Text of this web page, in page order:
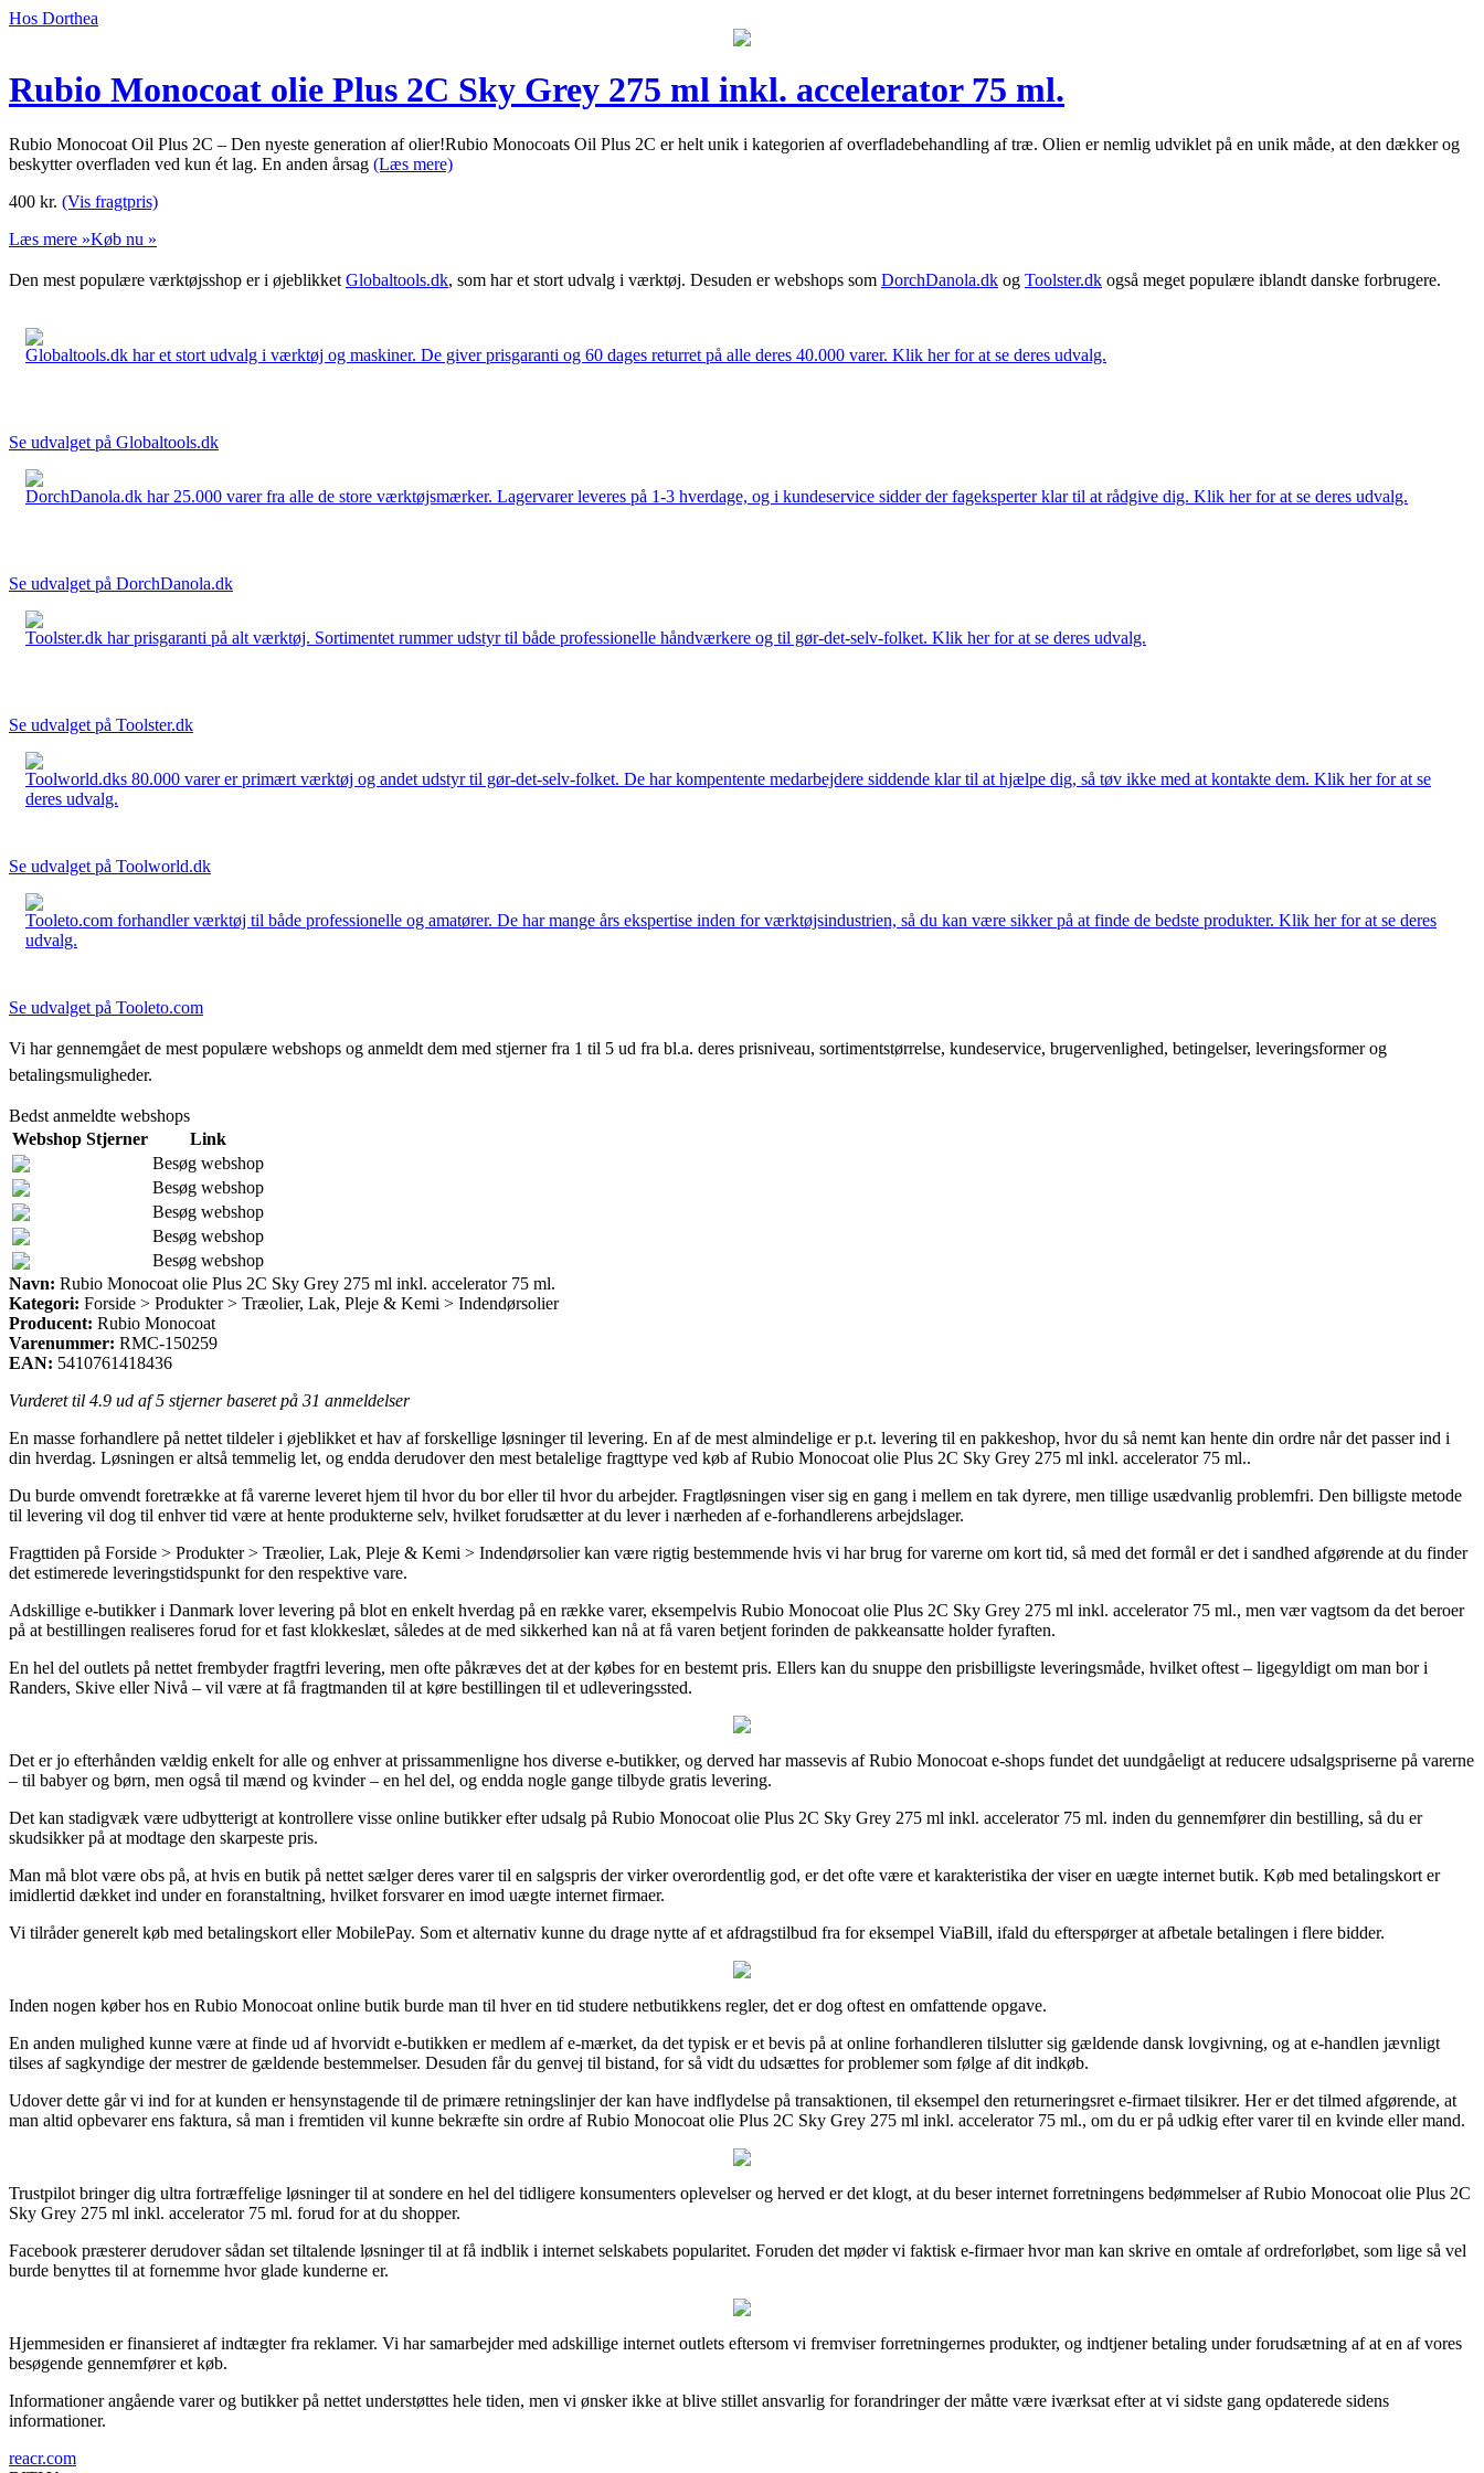
Hos Dorthea
Rubio Monocoat olie Plus 2C Sky Grey 275 ml inkl. accelerator 75 ml.
Rubio Monocoat Oil Plus 2C – Den nyeste generation af olier!Rubio Monocoats Oil Plus 2C er helt unik i kategorien af overfladebehandling af træ. Olien er nemlig udviklet på en unik måde, at den dækker og
beskytter overfladen ved kun ét lag. En anden årsag (Læs mere)
400 kr. (Vis fragtpris)
Læs mere »Køb nu »
Den mest populære værktøjsshop er i øjeblikket Globaltools.dk, som har et stort udvalg i værktøj. Desuden er webshops som DorchDanola.dk og Toolster.dk også meget populære iblandt danske forbrugere.
Globaltools.dk har et stort udvalg i værktøj og maskiner. De giver prisgaranti og 60 dages returret på alle deres 40.000 varer. Klik her for at se deres udvalg.
Se udvalget på Globaltools.dk
DorchDanola.dk har 25.000 varer fra alle de store værktøjsmærker. Lagervarer leveres på 1-3 hverdage, og i kundeservice sidder der fageksperter klar til at rådgive dig. Klik her for at se deres udvalg.
Se udvalget på DorchDanola.dk
Toolster.dk har prisgaranti på alt værktøj. Sortimentet rummer udstyr til både professionelle håndværkere og til gør-det-selv-folket. Klik her for at se deres udvalg.
Se udvalget på Toolster.dk
Toolworld.dks 80.000 varer er primært værktøj og andet udstyr til gør-det-selv-folket. De har kompentente medarbejdere siddende klar til at hjælpe dig, så tøv ikke med at kontakte dem. Klik her for at se
deres udvalg.
Se udvalget på Toolworld.dk
Tooleto.com forhandler værktøj til både professionelle og amatører. De har mange års ekspertise inden for værktøjsindustrien, så du kan være sikker på at finde de bedste produkter. Klik her for at se deres
udvalg.
Se udvalget på Tooleto.com
Vi har gennemgået de mest populære webshops og anmeldt dem med stjerner fra 1 til 5 ud fra bl.a. deres prisniveau, sortimentstørrelse, kundeservice, brugervenlighed, betingelser, leveringsformer og
betalingsmuligheder.
Bedst anmeldte webshops
Webshop Stjerner
Link
Besøg webshop
Besøg webshop
Besøg webshop
Besøg webshop
Besøg webshop
Navn: Rubio Monocoat olie Plus 2C Sky Grey 275 ml inkl. accelerator 75 ml.
Kategori: Forside > Produkter > Træolier, Lak, Pleje & Kemi > Indendørsolier
Producent: Rubio Monocoat
Varenummer: RMC-150259
EAN: 5410761418436
Vurderet til 4.9 ud af 5 stjerner baseret på 31 anmeldelser
En masse forhandlere på nettet tildeler i øjeblikket et hav af forskellige løsninger til levering. En af de mest almindelige er p.t. levering til en pakkeshop, hvor du så nemt kan hente din ordre når det passer ind i
din hverdag. Løsningen er altså temmelig let, og endda derudover den mest betalelige fragttype ved køb af Rubio Monocoat olie Plus 2C Sky Grey 275 ml inkl. accelerator 75 ml..
Du burde omvendt foretrække at få varerne leveret hjem til hvor du bor eller til hvor du arbejder. Fragtløsningen viser sig en gang i mellem en tak dyrere, men tillige usædvanlig problemfri. Den billigste metode
til levering vil dog til enhver tid være at hente produkterne selv, hvilket forudsætter at du lever i nærheden af e-forhandlerens arbejdslager.
Fragttiden på Forside > Produkter > Træolier, Lak, Pleje & Kemi > Indendørsolier kan være rigtig bestemmende hvis vi har brug for varerne om kort tid, så med det formål er det i sandhed afgørende at du finder
det estimerede leveringstidspunkt for den respektive vare.
Adskillige e-butikker i Danmark lover levering på blot en enkelt hverdag på en række varer, eksempelvis Rubio Monocoat olie Plus 2C Sky Grey 275 ml inkl. accelerator 75 ml., men vær vagtsom da det beroer
på at bestillingen realiseres forud for et fast klokkeslæt, således at de med sikkerhed kan nå at få varen betjent forinden de pakkeansatte holder fyraften.
En hel del outlets på nettet frembyder fragtfri levering, men ofte påkræves det at der købes for en bestemt pris. Ellers kan du snuppe den prisbilligste leveringsmåde, hvilket oftest – ligegyldigt om man bor i
Randers, Skive eller Nivå – vil være at få fragtmanden til at køre bestillingen til et udleveringssted.
Det er jo efterhånden vældig enkelt for alle og enhver at prissammenligne hos diverse e-butikker, og derved har massevis af Rubio Monocoat e-shops fundet det uundgåeligt at reducere udsalgspriserne på varerne
– til babyer og børn, men også til mænd og kvinder – en hel del, og endda nogle gange tilbyde gratis levering.
Det kan stadigvæk være udbytterigt at kontrollere visse online butikker efter udsalg på Rubio Monocoat olie Plus 2C Sky Grey 275 ml inkl. accelerator 75 ml. inden du gennemfører din bestilling, så du er
skudsikker på at modtage den skarpeste pris.
Man må blot være obs på, at hvis en butik på nettet sælger deres varer til en salgspris der virker overordentlig god, er det ofte være et karakteristika der viser en uægte internet butik. Køb med betalingskort er
imidlertid dækket ind under en foranstaltning, hvilket forsvarer en imod uægte internet firmaer.
Vi tilråder generelt køb med betalingskort eller MobilePay. Som et alternativ kunne du drage nytte af et afdragstilbud fra for eksempel ViaBill, ifald du efterspørger at afbetale betalingen i flere bidder.
Inden nogen køber hos en Rubio Monocoat online butik burde man til hver en tid studere netbutikkens regler, det er dog oftest en omfattende opgave.
En anden mulighed kunne være at finde ud af hvorvidt e-butikken er medlem af e-mærket, da det typisk er et bevis på at online forhandleren tilslutter sig gældende dansk lovgivning, og at e-handlen jævnligt
tilses af sagkyndige der mestrer de gældende bestemmelser. Desuden får du genvej til bistand, for så vidt du udsættes for problemer som følge af dit indkøb.
Udover dette går vi ind for at kunden er hensynstagende til de primære retningslinjer der kan have indflydelse på transaktionen, til eksempel den returneringsret e-firmaet tilsikrer. Her er det tilmed afgørende, at
man altid opbevarer ens faktura, så man i fremtiden vil kunne bekræfte sin ordre af Rubio Monocoat olie Plus 2C Sky Grey 275 ml inkl. accelerator 75 ml., om du er på udkig efter varer til en kvinde eller mand.
Trustpilot bringer dig ultra fortræffelige løsninger til at sondere en hel del tidligere konsumenters oplevelser og herved er det klogt, at du beser internet forretningens bedømmelser af Rubio Monocoat olie Plus 2C
Sky Grey 275 ml inkl. accelerator 75 ml. forud for at du shopper.
Facebook præsterer derudover sådan set tiltalende løsninger til at få indblik i internet selskabets popularitet. Foruden det møder vi faktisk e-firmaer hvor man kan skrive en omtale af ordreforløbet, som lige så vel
burde benyttes til at fornemme hvor glade kunderne er.
Hjemmesiden er finansieret af indtægter fra reklamer. Vi har samarbejder med adskillige internet outlets eftersom vi fremviser forretningernes produkter, og indtjener betaling under forudsætning af at en af vores
besøgende gennemfører et køb.
Informationer angående varer og butikker på nettet understøttes hele tiden, men vi ønsker ikke at blive stillet ansvarlig for forandringer der måtte være iværksat efter at vi sidste gang opdaterede sidens
informationer.
reacr.com